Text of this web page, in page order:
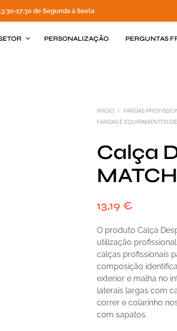
17:30 de Segunda à Sexta
PERSONALIZAÇÃO
PERGUNTAS
INÍCIO / FARDAS
FARDAS E EQUIPAMENTOS
Calça
13,19€
O produto Calça
utilização
calças profissionais
composição
exterior e malha no
laterais largas com
correr e colarinho
com sapatos.